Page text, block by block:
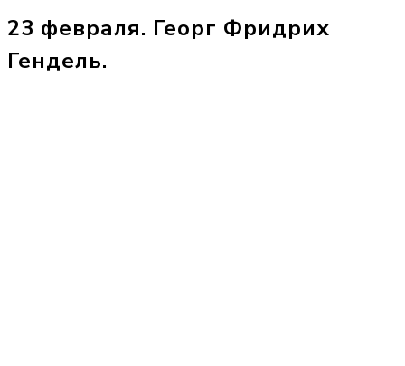
23 февраля. Георг Фридрих
Гендель.